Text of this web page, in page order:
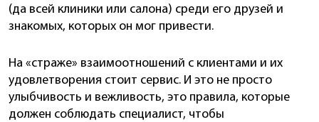
(да всей клиники или салона) среди его друзей и
знакомых, которых он мог привести.
На «страже» взаимоотношений с клиентами и их
удовлетворения стоит сервис. И это не просто
улыбчивость и вежливость, это правила, которые
должен соблюдать специалист, чтобы